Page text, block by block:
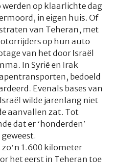
op klaarlichte dag
in eigen huis. Of
van Teheran, met
op hun auto
van het door Israël
In Syrië en Irak
bedoeld
Evenals bases van
wilde jarenlang niet
aanvallen zat. Tot
dat er ‘honderden’
1.600 kilometer
het eerst in Teheran toe